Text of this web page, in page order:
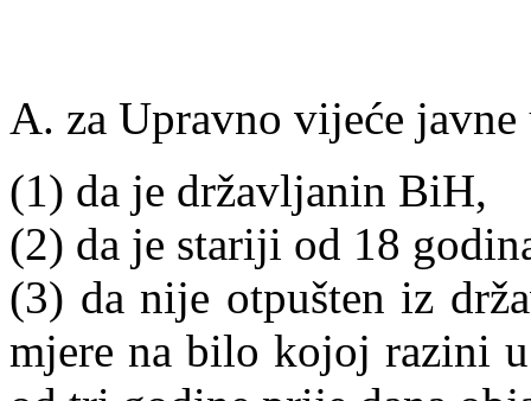
A. za Upravno vijeće javne
(1) da je državljanin BiH,
(2) da je stariji od 18
(3) da nije otpušten iz
mjere na bilo kojoj razini